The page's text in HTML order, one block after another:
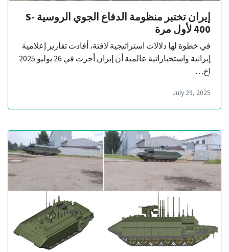
إيران تختبر منظومة الدفاع الجوي الروسية S-
400 لأول مرة
في خطوة لها دلالات استراتيجية لافتة، أفادت تقارير إعلامية
إيرانية واستخباراتية عالمية أن إيران أجرت في 26 يوليو 2025
اخ…
July 29, 2025